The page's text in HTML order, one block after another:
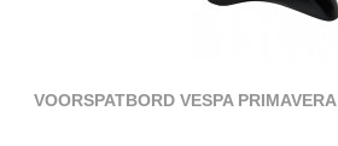
VOORSPATBORD VESPA